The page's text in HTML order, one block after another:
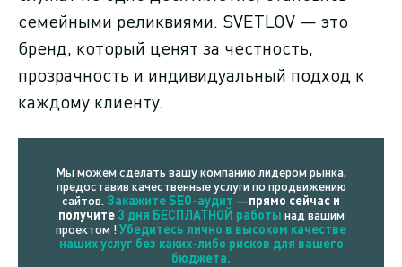
семейными реликвиями. SVETLOV — это
бренд, который ценят за честность,
прозрачность и индивидуальный подход к
каждому клиенту.
Мы можем сделать вашу компанию лидером рынка,
предоставив качественные услуги по продвижению
сайтов. Закажите SEO-аудит —прямо сейчас и
получите 3 дня БЕСПЛАТНОЙ работы над вашим
проектом !Убедитесь лично в высоком качестве
наших услуг без каких-либо рисков для вашего
бюджета.